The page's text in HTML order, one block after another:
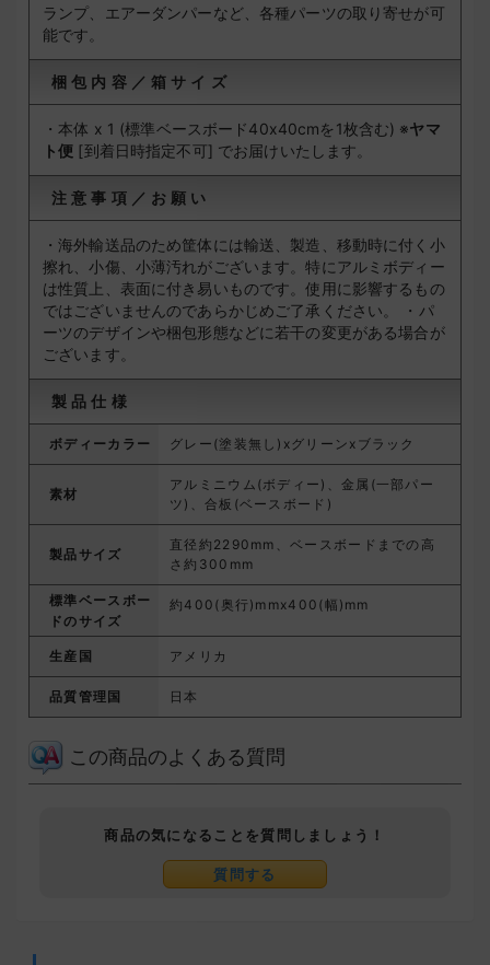
ランプ、エアーダンパーなど、各種パーツの取り寄せが可
能です。
梱包内容／箱サイズ
・本体 x 1 (標準ベースボード40x40cmを1枚含む) ※ヤマ
ト便 [到着日時指定不可] でお届けいたします。
注意事項／お願い
・海外輸送品のため筐体には輸送、製造、移動時に付く小
擦れ、小傷、小薄汚れがございます。特にアルミボディー
は性質上、表面に付き易いものです。使用に影響するもの
ではございませんのであらかじめご了承ください。
・パ
ーツのデザインや梱包形態などに若干の変更がある場合が
ございます。
製品仕様
ボディーカラー グレー(塗装無し)xグリーンxブラック
素材
アルミニウム(ボディー)、金属(一部パー
ツ)、合板(ベースボード)
製品サイズ
直径約2290mm、ベースボードまでの高
さ約300mm
標準ベースボー
ドのサイズ
約400(奥行)mmx400(幅)mm
生産国 アメリカ
品質管理国 日本
この商品のよくある質問
商品の気になることを質問しましょう！
質問する